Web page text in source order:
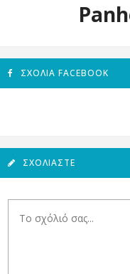
ΣΧΌΛΙΑ FACEBOOK
ΣΧΟΛΙΆΣΤΕ